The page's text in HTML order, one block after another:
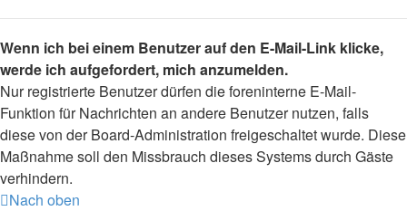
Wenn ich bei einem Benutzer auf den E-Mail-Link klicke,
werde ich aufgefordert, mich anzumelden.
Nur registrierte Benutzer dürfen die foreninterne E-Mail-
Funktion für Nachrichten an andere Benutzer nutzen, falls
diese von der Board-Administration freigeschaltet wurde. Diese
Maßnahme soll den Missbrauch dieses Systems durch Gäste
verhindern.
Nach oben